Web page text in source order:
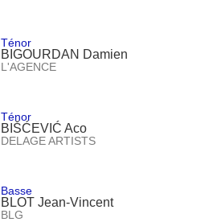
Ténor
BIGOURDAN Damien
L'AGENCE
Ténor
BIŠĆEVIĆ Aco
DELAGE ARTISTS
Basse
BLOT Jean-Vincent
BLG